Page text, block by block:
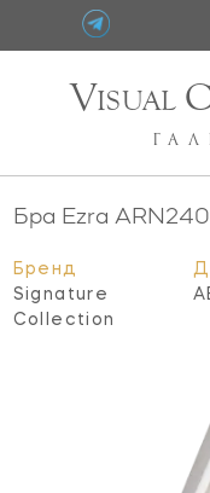
VISUAL
Бра Ezra
Бренд
Signature
Collection